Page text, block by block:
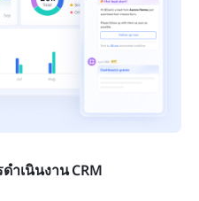
ำเนินงาน CRM